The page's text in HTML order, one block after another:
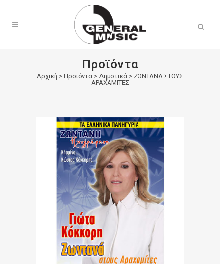
Προϊόντα
Αρχική > Προϊόντα > Δημοτικά > ΖΩΝΤΑΝΑ ΣΤΟΥΣ
ΑΡΑΧΑΜΙΤΕΣ